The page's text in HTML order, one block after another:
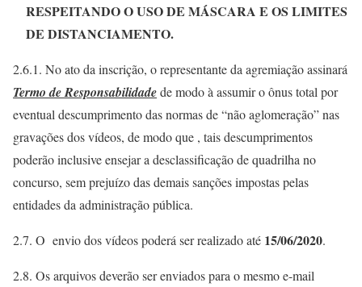
RESPEITANDO O USO DE MÁSCARA E OS LIMITES
DE DISTANCIAMENTO.
2.6.1. No ato da inscrição, o representante da agremiação assinará
Termo de Responsabilidadede modo à assumir o ônus total por
eventual descumprimento das normas de “não aglomeração” nas
gravações dos vídeos, de modo que , tais descumprimentos
poderão inclusive ensejar a desclassificação de quadrilha no
concurso, sem prejuízo das demais sanções impostas pelas
entidades da administração pública.
2.7. O envio dos vídeos poderá ser realizado até 15/06/2020.
2.8. Os arquivos deverão ser enviados para o mesmo e-mail